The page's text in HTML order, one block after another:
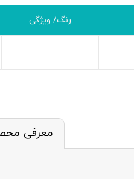
رنگ/ ویژگی
معرفی